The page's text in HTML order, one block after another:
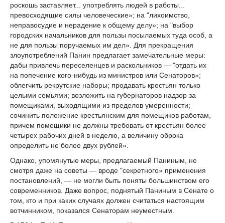
роскошь заставляет... употреблять людей в работы...
превосходящие силы человеческие»; на "лихоимство,
неправосудие и нерадение к общему делу»; на "выбор
городских начальников для пользы посылаемых туда особ, а
не для пользы поручаемых им дел». Для прекращения
злоупотреблений Панин предлагает замечательные меры:
дабы привлечь переселенцев и раскольников — "отдать их
на попечение кого-нибудь из министров или Сенаторов»;
облегчить рекрутские наборы; продавать крестьян только
целыми семьями; возложить на губернаторов надзор за
помещиками, выходящими из пределов умеренности;
сочинить положение крестьянским для помещиков работам,
причем помещики не должны требовать от крестьян более
четырех рабочих дней в неделю, а величину оброка
определить не более двух рублей».
Однако, упомянутые меры, предлагаемый Паниным, не
смотря даже на советы — вроде "секретного» применения
постановлений, — не могли быть поняты большинством его
современников. Даже вопрос, поднятый Паниным в Сенате о
том, кто и при каких случаях должен считаться настоящим
вотчинником, показался Сенаторам неуместным.